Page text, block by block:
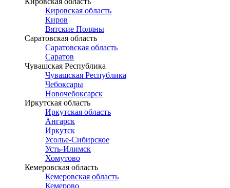
Кировская область
Киров
Вятские Поляны
Саратовская область
Саратовская область
Саратов
Чувашская Республика
Чувашская Республика
Чебоксары
Новочебоксарск
Иркутская область
Иркутская область
Ангарск
Иркутск
Усолье-Сибирское
Усть-Илимск
Хомутово
Кемеровская область
Кемеровская область
Кемерово